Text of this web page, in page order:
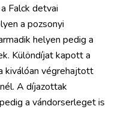
Falck detvai
a pozsonyi
helyen pedig a
Különdíjat kapott a
kiválóan végrehajtott
A díjazottak
a vándorserleget is